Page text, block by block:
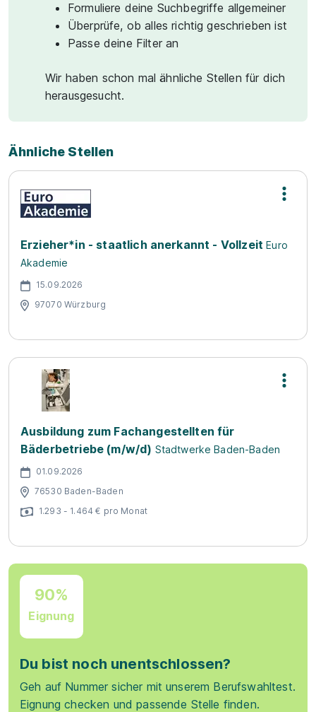
Formuliere deine Suchbegriffe allgemeiner
Überprüfe, ob alles richtig geschrieben ist
Passe deine Filter an
Wir haben schon mal ähnliche Stellen für dich
herausgesucht.
Ähnliche Stellen
Erzieher*in - staatlich anerkannt - Vollzeit Euro
Akademie
15.09.2026
97070 Würzburg
Ausbildung zum Fachangestellten für
Bäderbetriebe (m/w/d) Stadtwerke Baden-Baden
01.09.2026
76530 Baden-Baden
1.293 - 1.464 € pro Monat
90%
Eignung
Du bist noch unentschlossen?
Geh auf Nummer sicher mit unserem Berufswahltest.
Eignung checken und passende Stelle finden.